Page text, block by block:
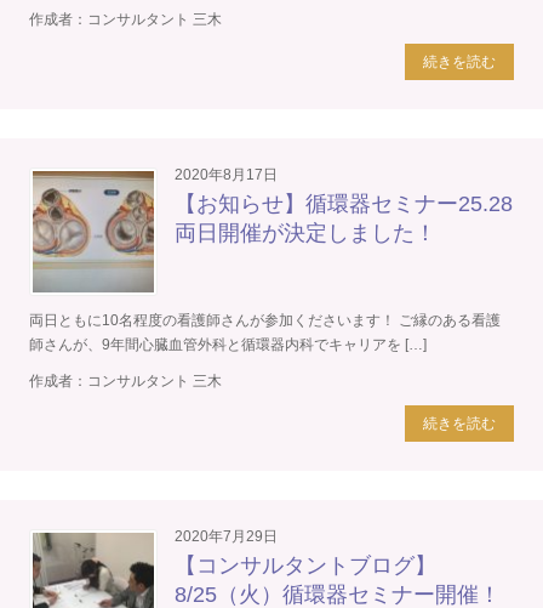
作成者： コンサルタント 三木
続きを読む
2020年8月17日
【お知らせ】循環器セミナー25.28
両日開催が決定しました！
両日ともに10名程度の看護師さんが参加くださいます！ ご縁のある看護
師さんが、9年間心臓血管外科と循環器内科でキャリアを […]
作成者： コンサルタント 三木
続きを読む
2020年7月29日
【コンサルタントブログ】
8/25（火）循環器セミナー開催！